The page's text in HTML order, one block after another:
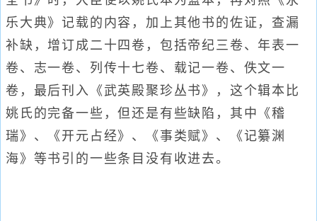
乐大典》记载的内容，加上其他书的佐证，查漏
补缺，增订成二十四卷，包括帝纪三卷、年表一
卷、志一卷、列传十七卷、载记一卷、佚文一
卷，最后刊入《武英殿聚珍丛书》，这个辑本比
姚氏的完备一些，但还是有些缺陷，其中《稽
瑞》、《开元占经》、《事类赋》、《记纂渊
海》等书引的一些条目没有收进去。